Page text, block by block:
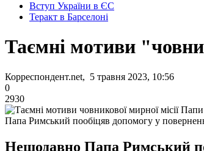
Вступ України в ЄС
Теракт в Барселоні
Таємні мотиви
Корреспондент.net, 5 травня 2023, 10:56
0
2930
Папа Римський пообіцяв допомогу у
Нещодавно Папа Римський